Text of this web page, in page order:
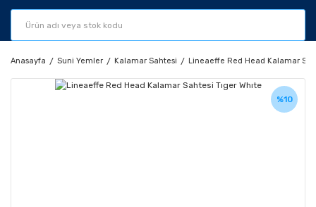
Anasayfa Suni Yemler Kalamar Sahtesi Lineaeffe Red Head Kalamar
%10